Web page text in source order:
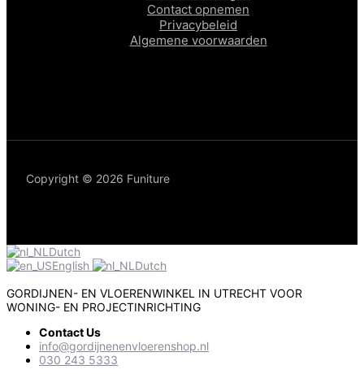
Contact opnemen
Privacybeleid
Algemene voorwaarden
Copyright © 2026 Funiture
Dutch
English
Dutch
GORDIJNEN- EN VLOERENWINKEL IN UTRECHT VOOR
WONING- EN PROJECTINRICHTING
Contact Us
info@gordijnenenvloerenshop.nl
030 243 5333